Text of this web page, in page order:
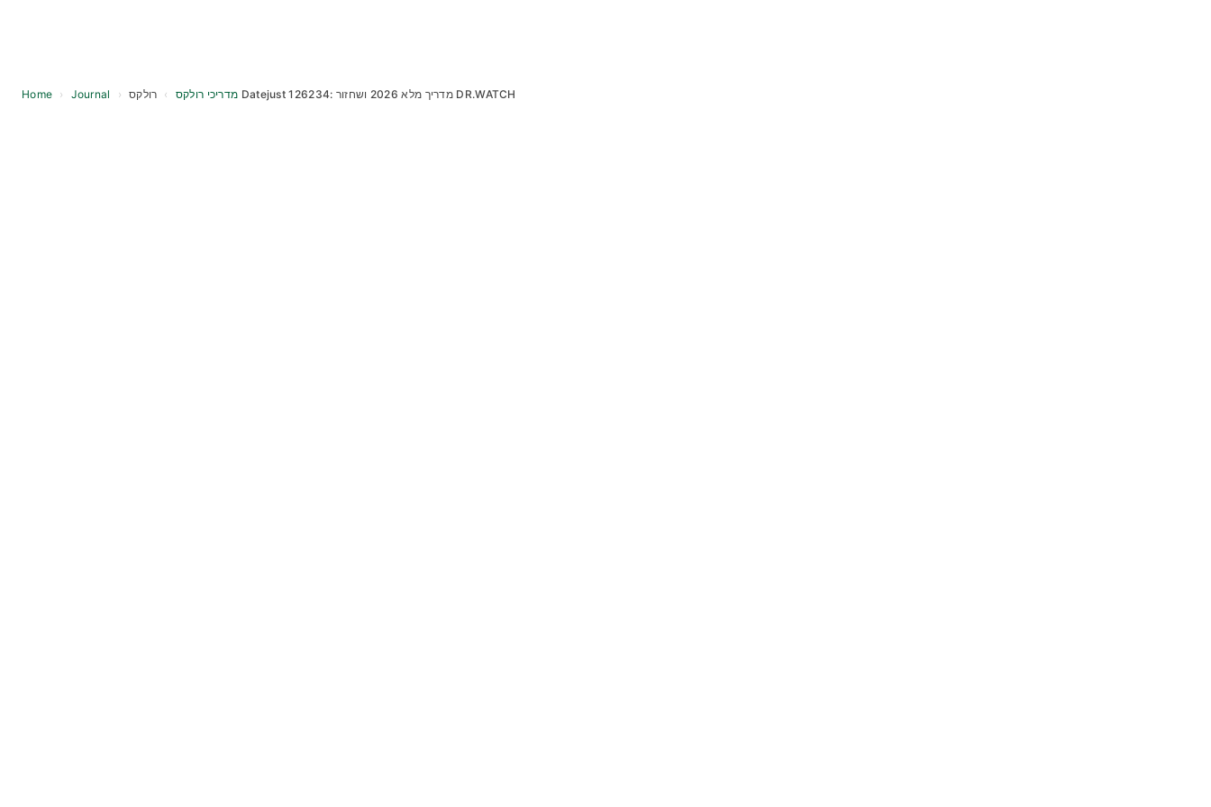
Home › Journal › מדריכי רולקס › רולקס Datejust 126234: מדריך מלא 2026 ושחזור DR.WATCH